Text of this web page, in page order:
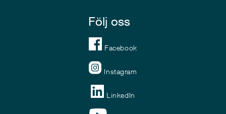
Följ oss
Facebook
Instagram
LinkedIn